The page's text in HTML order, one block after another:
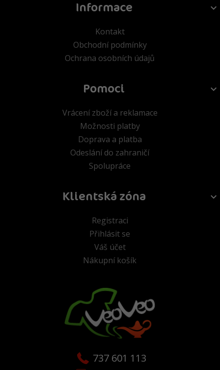
Informace
Kontakt
Obchodní podmínky
Ochrana osobních údajů
Pomoci
Vrácení zboží a reklamace
Možnosti platby
Doprava a platba
Odeslání do zahraničí
Spolupráce
Klientská zóna
Registraci
Přihlásit se
Váš účet
Nákupní košík
737 601 113